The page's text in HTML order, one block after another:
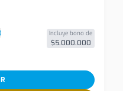
Incluye bono de
$5.000.000